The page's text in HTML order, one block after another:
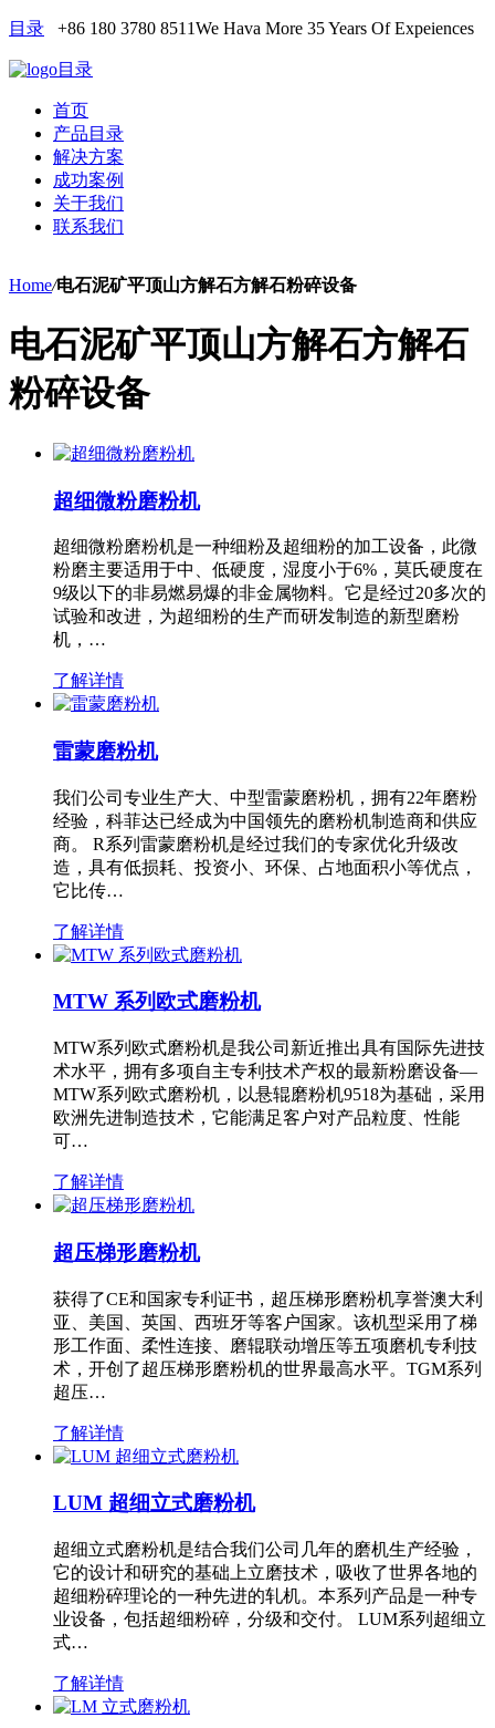
目录 +86 180 3780 8511We Hava More 35 Years Of Expeiences
目录
首页
产品目录
解决方案
成功案例
关于我们
联系我们
Home/电石泥矿平顶山方解石方解石粉碎设备
电石泥矿平顶山方解石方解石
粉碎设备
超细微粉磨粉机
超细微粉磨粉机是一种细粉及超细粉的加工设备，此微
粉磨主要适用于中、低硬度，湿度小于6%，莫氏硬度在
9级以下的非易燃易爆的非金属物料。它是经过20多次的
试验和改进，为超细粉的生产而研发制造的新型磨粉
机，…
了解详情
雷蒙磨粉机
我们公司专业生产大、中型雷蒙磨粉机，拥有22年磨粉
经验，科菲达已经成为中国领先的磨粉机制造商和供应
商。 R系列雷蒙磨粉机是经过我们的专家优化升级改
造，具有低损耗、投资小、环保、占地面积小等优点，
它比传…
了解详情
MTW 系列欧式磨粉机
MTW系列欧式磨粉机是我公司新近推出具有国际先进技
术水平，拥有多项自主专利技术产权的最新粉磨设备—
MTW系列欧式磨粉机，以悬辊磨粉机9518为基础，采用
欧洲先进制造技术，它能满足客户对产品粒度、性能
可…
了解详情
超压梯形磨粉机
获得了CE和国家专利证书，超压梯形磨粉机享誉澳大利
亚、美国、英国、西班牙等客户国家。该机型采用了梯
形工作面、柔性连接、磨辊联动增压等五项磨机专利技
术，开创了超压梯形磨粉机的世界最高水平。TGM系列
超压…
了解详情
LUM 超细立式磨粉机
超细立式磨粉机是结合我们公司几年的磨机生产经验，
它的设计和研究的基础上立磨技术，吸收了世界各地的
超细粉碎理论的一种先进的轧机。本系列产品是一种专
业设备，包括超细粉碎，分级和交付。 LUM系列超细立
式…
了解详情